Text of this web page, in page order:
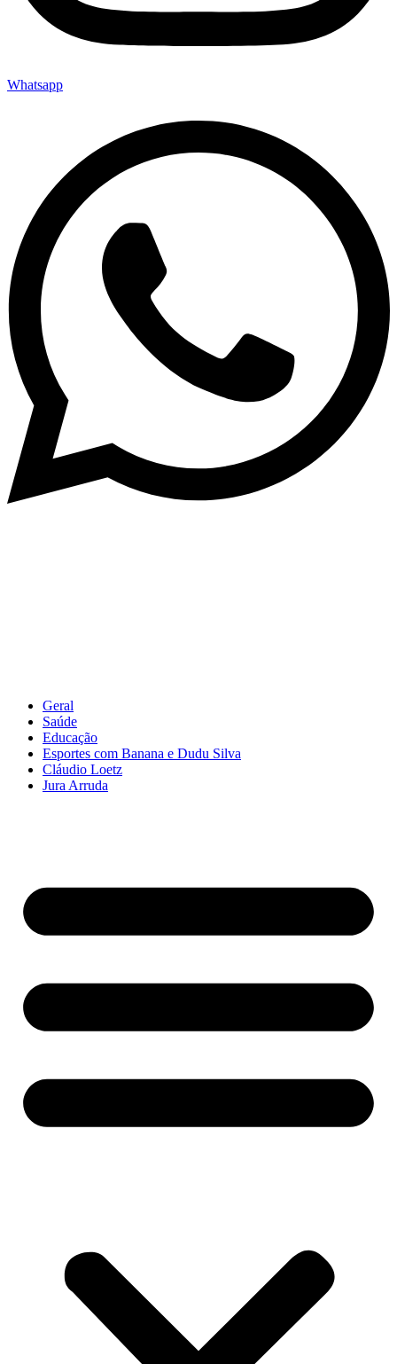
Whatsapp
Geral
Saúde
Educação
Esportes com Banana e Dudu Silva
Cláudio Loetz
Jura Arruda